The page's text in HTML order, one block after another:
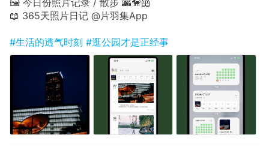
📖 365天照片日记 @片羽集App
#生活的透气时刻 #逛公园才是正经事